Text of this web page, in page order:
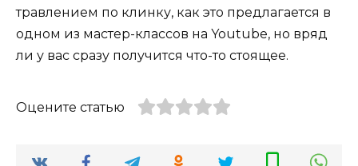
травлением по клинку, как это предлагается в
одном из мастер-классов на Youtube, но вряд
ли у вас сразу получится что-то стоящее.
Оцените статью